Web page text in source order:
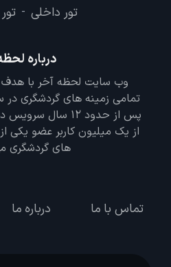
تور داخلی -
درباره
وب سایت لحظه آخر با هدف
پس از حدود 12
از یک میلیون کاربر عضو یکی از
های گردشگری
تماس با ما درباره ما